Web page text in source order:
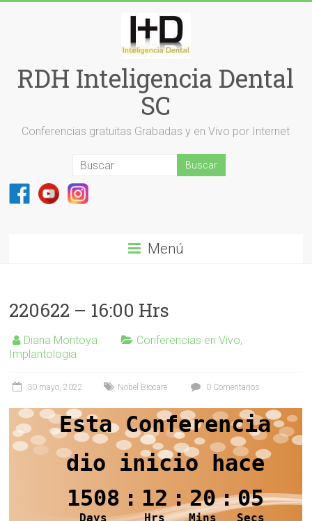
RDH Inteligencia Dental
SC
Conferencias gratuitas Grabadas y en Vivo por Internet
Menú
220622 – 16:00 Hrs
Diana Montoya Conferencias en Vivo,
Implantologia
30 mayo, 2022 Nobel Biocare 0 Comentarios